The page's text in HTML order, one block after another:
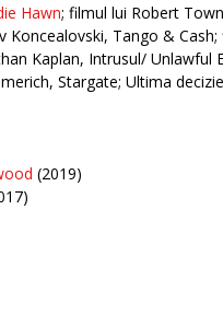
Hawn; filmul lui Robert
Koncealovski, Tango &
Kaplan, Intrusul/ Unlawful
Stargate; Ultima
(2019)